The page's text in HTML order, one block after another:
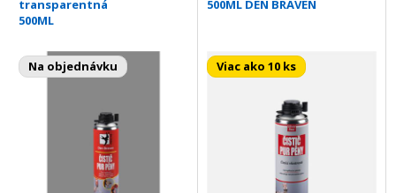
transparentná
500ML
Na objednávku
500ML DEN BRAVEN
Viac ako 10 ks